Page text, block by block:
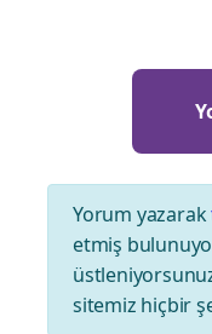
Yorum yazarak
etmiş
sitemiz hiçbir